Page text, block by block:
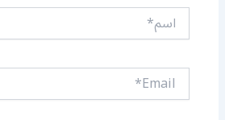
اسم*
Email*